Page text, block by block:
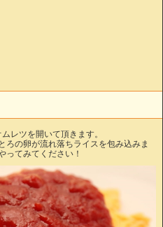
レツを開いて頂きます。
ろの卵が流れ落ちライスを包み込みま
ってみてください！